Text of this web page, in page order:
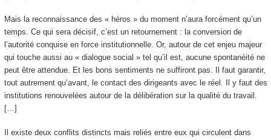
Mais la reconnaissance des « héros » du moment n’aura forcément qu’un
temps. Ce qui sera décisif, c’est un retournement : la conversion de
l’autorité conquise en force institutionnelle. Or, autour de cet enjeu majeur
qui touche aussi au « dialogue social » tel qu’il est, aucune spontanéité ne
peut être attendue. Et les bons sentiments ne suffiront pas. Il faut garantir,
tout autrement qu’avant, le contact des dirigeants avec le réel. Il y faut des
institutions renouvelées autour de la délibération sur la qualité du travail.
[…]
Il existe deux conflits distincts mais reliés entre eux qui circulent dans